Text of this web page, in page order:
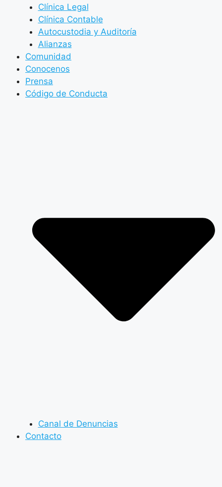
Clínica Legal
Clínica Contable
Autocustodia y Auditoría
Alianzas
Comunidad
Conocenos
Prensa
Código de Conducta
Canal de Denuncias
Contacto